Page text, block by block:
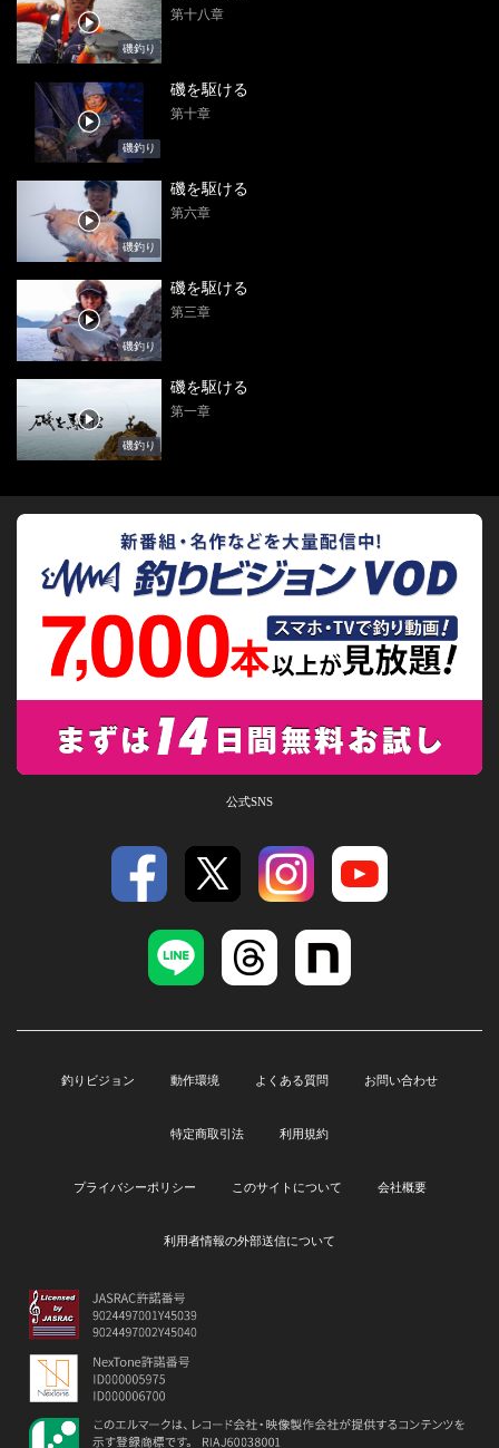
磯釣り
第十八章
磯釣り
磯を駆ける
第十章
磯釣り
磯を駆ける
第六章
磯釣り
磯を駆ける
第三章
磯釣り
磯を駆ける
第一章
公式SNS
釣りビジョン 動作環境 よくある質問 お問い合わせ
特定商取引法 利用規約
プライバシーポリシー このサイトについて 会社概要
利用者情報の外部送信について